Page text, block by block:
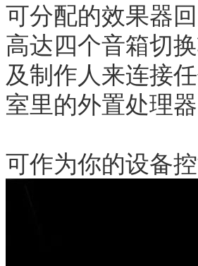
可分配的效果器
高达四个音箱切
及制作人来连接
室里的外置处理
可作为你的设备